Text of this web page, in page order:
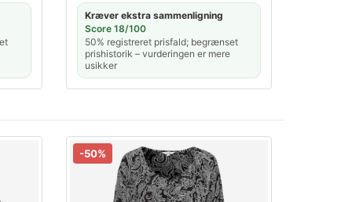
Kræver ekstra sammenligning
Score 18/100
50% registreret prisfald; begrænset
prishistorik – vurderingen er mere
usikker
-50%